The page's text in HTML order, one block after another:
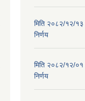
मिति २०८२/१२/१३
निर्णय
मिति २०८२/१२/०१
निर्णय